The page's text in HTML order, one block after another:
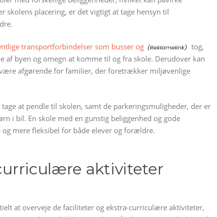
skolens placering, er det vigtigt at tage hensyn til
transportforbindelser som busser og
tog,
byen og omegn at komme til og fra skole. Derudover kan
afgørende for familier, der foretrækker miljøvenlige
at pendle til skolen, samt de parkeringsmuligheder, der er
i bil. En skole med en gunstig beliggenhed og gode
mere fleksibel for både elever og forældre.
aktiviteter
at overveje de faciliteter og ekstra-curriculære aktiviteter,